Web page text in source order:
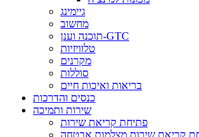
גיימינג
מחשוב
תוכנה וענן-GTC
טלוויזיות
מקרנים
סוללות
בריאות ואיכות חיים
כנסים והדרכות
שירות ותמיכה
פתיחת קריאת שירות